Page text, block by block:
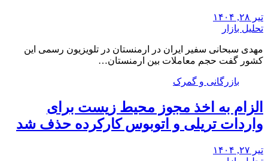
تیر ۲۸, ۱۴۰۴
تحلیل بازار
مهدی سبحانی سفیر ایران در ارمنستان در تلویزیون رسمی این
کشور گفت حجم معاملات بین ارمنستان…
بازرگانی و گمرک
الزام به اخذ مجوز محیط زیست برای
واردات تریلی و اتوبوس کارکرده حذف شد
تیر ۲۷, ۱۴۰۴